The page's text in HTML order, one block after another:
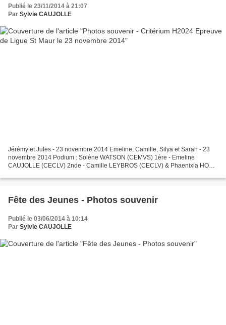
Publié le 23/11/2014 à 21:07
Par Sylvie CAUJOLLE
Jérémy et Jules - 23 novembre 2014 Emeline, Camille, Silya et Sarah - 23
novembre 2014 Podium : Solène WATSON (CEMVS) 1ère - Emeline
CAUJOLLE (CECLV) 2nde - Camille LEYBROS (CECLV) & Phaenixia HONG
Fête des Jeunes - Photos souvenir
Publié le 03/06/2014 à 10:14
Par Sylvie CAUJOLLE